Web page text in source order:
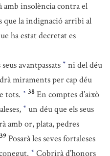
amb insolència contra el
que la indignació arribi al
ha estat decretat es
avantpassats * ni del déu
miraments per cap déu
tots. * 38 En comptes d’això
* un déu que els seus
amb or, plata, pedres
39 Posarà les seves fortaleses
* Cobrirà d’honors